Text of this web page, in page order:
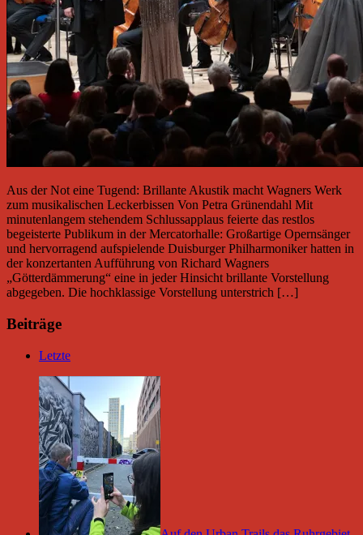
Aus der Not eine Tugend: Brillante Akustik macht Wagners Werk
zum musikalischen Leckerbissen Von Petra Grünendahl Mit
minutenlangem stehendem Schlussapplaus feierte das restlos
begeisterte Publikum in der Mercatorhalle: Großartige Opernsänger
und hervorragend aufspielende Duisburger Philharmoniker hatten in
der konzertanten Aufführung von Richard Wagners
„Götterdämmerung“ eine in jeder Hinsicht brillante Vorstellung
abgegeben. Die hochklassige Vorstellung unterstrich […]
Beiträge
Letzte